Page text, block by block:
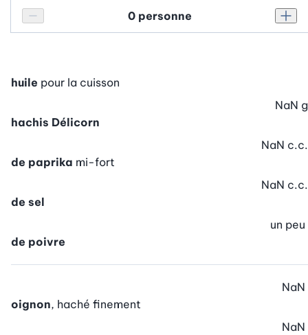
Réduire le nombre de personnes
Personnes
huile pour la cuisson
hachis Délicorn
NaN g
de paprika mi-fort
NaN c.c.
de sel
NaN c.c.
de poivre
un peu
oignon, haché finement
NaN
NaN